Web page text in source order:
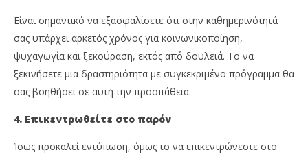
Είναι σημαντικό να εξασφαλίσετε ότι στην καθημερινότητά
σας υπάρχει αρκετός χρόνος για κοινωνικοποίηση,
ψυχαγωγία και ξεκούραση, εκτός από δουλειά. Το να
ξεκινήσετε μια δραστηριότητα με συγκεκριμένο πρόγραμμα θα
σας βοηθήσει σε αυτή την προσπάθεια.
4. Επικεντρωθείτε στο παρόν
Ίσως προκαλεί εντύπωση, όμως το να επικεντρώνεστε στο